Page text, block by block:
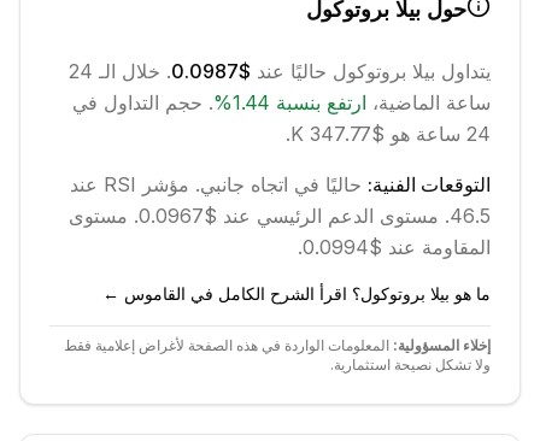
حول بيلا بروتوكول
يتداول بيلا بروتوكول حاليًا عند $0.0987
. خلال الـ 24
ساعة الماضية، ارتفع بنسبة 1.44
%
. حجم التداول في
24 ساعة هو $347.77 K.
التوقعات الفنية: حاليًا في اتجاه جانبي.
مؤشر RSI عند
46.5. مستوى الدعم الرئيسي عند $0.0967.
مستوى
المقاومة عند $0.0994.
ما هو بيلا بروتوكول؟ اقرأ الشرح الكامل في القاموس ←
إخلاء المسؤولية: المعلومات الواردة في هذه الصفحة لأغراض إعلامية فقط
ولا تشكل نصيحة استثمارية.